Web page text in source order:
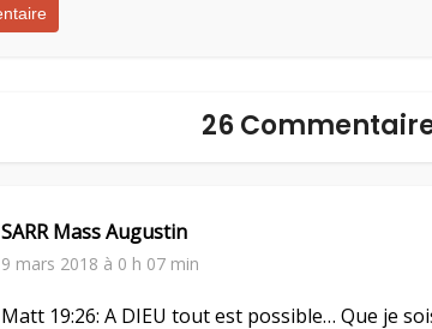
26
SARR Mass Augustin
9 mars 2018 à 0 h 07 min
Matt 19:26: A DIEU tout est possible… Que je